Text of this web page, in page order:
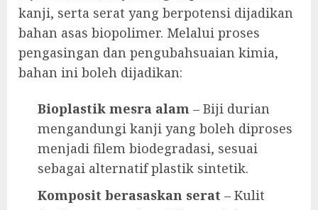
kanji, serta serat yang berpotensi dijadikan
bahan asas biopolimer. Melalui proses
pengasingan dan pengubahsuaian kimia,
bahan ini boleh dijadikan:
Bioplastik mesra alam – Biji durian
mengandungi kanji yang boleh diproses
menjadi filem biodegradasi, sesuai
sebagai alternatif plastik sintetik.
Komposit berasaskan serat – Kulit